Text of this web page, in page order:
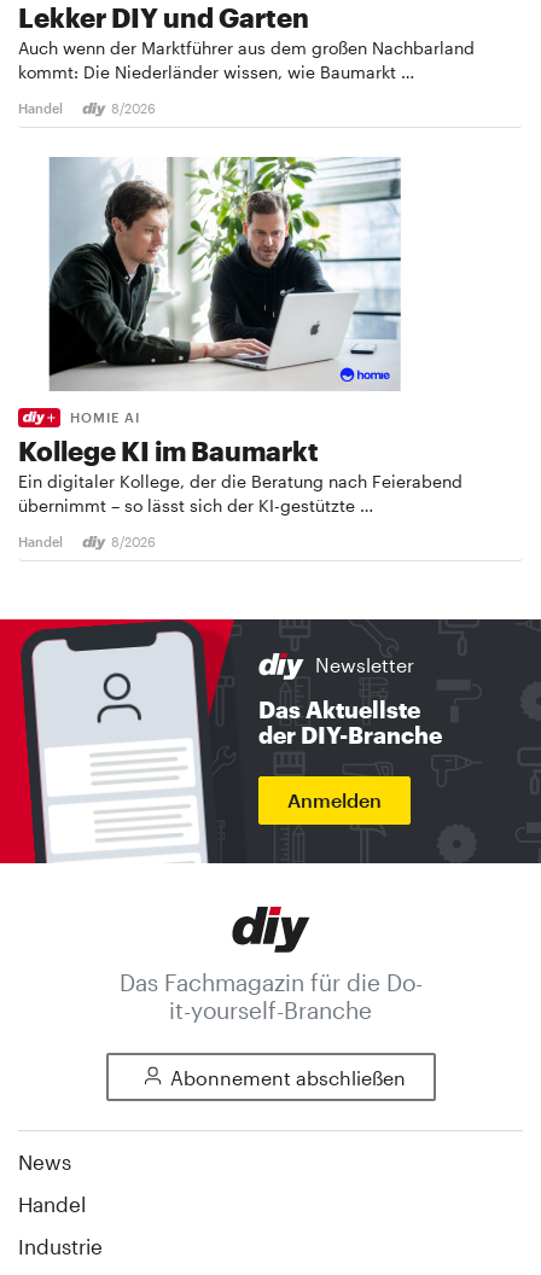
Lekker DIY und Garten
Auch wenn der Marktführer aus dem großen Nachbarland
kommt: Die Niederländer wissen, wie Baumarkt …
Handel 8/2026
HOMIE AI
Kollege KI im Baumarkt
Ein digitaler Kollege, der die Beratung nach Feierabend
übernimmt – so lässt sich der KI-gestützte …
Handel 8/2026
Newsletter
Das Aktuellste
der DIY-Branche
Anmelden
Das Fachmagazin für die Do-
it-yourself-Branche
Abonnement abschließen
News
Handel
Industrie